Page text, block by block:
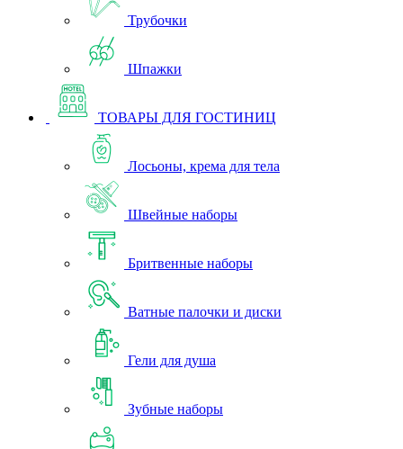
Трубочки
Шпажки
ТОВАРЫ ДЛЯ ГОСТИНИЦ
Лосьоны, крема для тела
Швейные наборы
Бритвенные наборы
Ватные палочки и диски
Гели для душа
Зубные наборы